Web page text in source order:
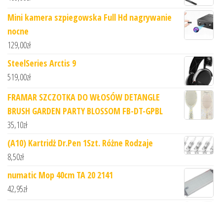
Mini kamera szpiegowska Full Hd nagrywanie
nocne
129,00zł
SteelSeries Arctis 9
519,00zł
FRAMAR SZCZOTKA DO WŁOSÓW DETANGLE
BRUSH GARDEN PARTY BLOSSOM FB-DT-GPBL
35,10zł
(A10) Kartridż Dr.Pen 1Szt. Różne Rodzaje
8,50zł
numatic Mop 40cm TA 20 2141
42,95zł